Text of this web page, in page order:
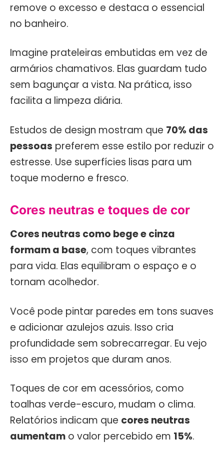
remove o excesso e destaca o essencial
no banheiro.
Imagine prateleiras embutidas em vez de
armários chamativos. Elas guardam tudo
sem bagunçar a vista. Na prática, isso
facilita a limpeza diária.
Estudos de design mostram que 70% das
pessoas preferem esse estilo por reduzir o
estresse. Use superfícies lisas para um
toque moderno e fresco.
Cores neutras e toques de cor
Cores neutras como bege e cinza
formam a base, com toques vibrantes
para vida. Elas equilibram o espaço e o
tornam acolhedor.
Você pode pintar paredes em tons suaves
e adicionar azulejos azuis. Isso cria
profundidade sem sobrecarregar. Eu vejo
isso em projetos que duram anos.
Toques de cor em acessórios, como
toalhas verde-escuro, mudam o clima.
Relatórios indicam que cores neutras
aumentam o valor percebido em 15%.